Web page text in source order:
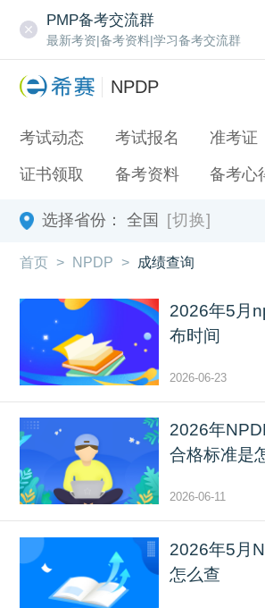
PMP备考交流群
最新考资|备考资料|学习备考交流群
NPDP
考试动态 考试报名 准考证
证书领取 备考资料 备考心
选择省份： 全国 [切换]
首页 > NPDP > 成绩查询
2026年5月
布时间
2026-06-23
2026年
合格标准是
2026-06-11
2026年5月
怎么查